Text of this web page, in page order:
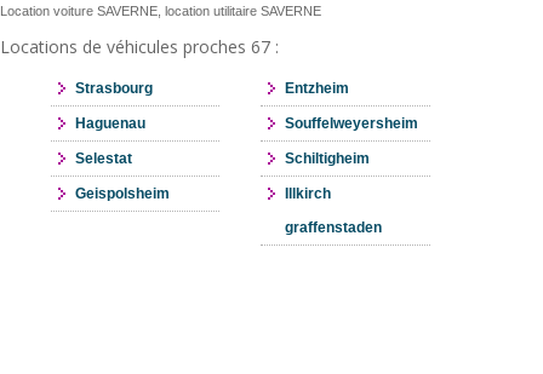
Location voiture SAVERNE, location utilitaire SAVERNE
Locations de véhicules proches 67 :
Strasbourg Entzheim
Haguenau Souffelweyersheim
Selestat Schiltigheim
Geispolsheim
Illkirch
graffenstaden